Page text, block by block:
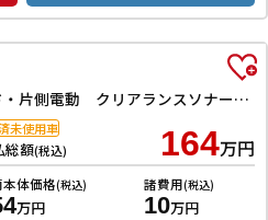
ベースグレード 両側スライド・片側電動 クリアランスソナー オートクルーズコントロール オートライト スマートキー アイドリングストップ 電動格納ミラー シートヒーター ベンチシート CVT ABS
総額(税込) 164万円
本体価格(税込)
万円
諸費用(税込)
10万円
未使用車